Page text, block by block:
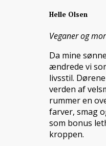
Helle Olsen
Veganer og
Da mine
ændrede vi
livsstil.
verden af
rummer en
farver, smag
som bonus
kroppen.